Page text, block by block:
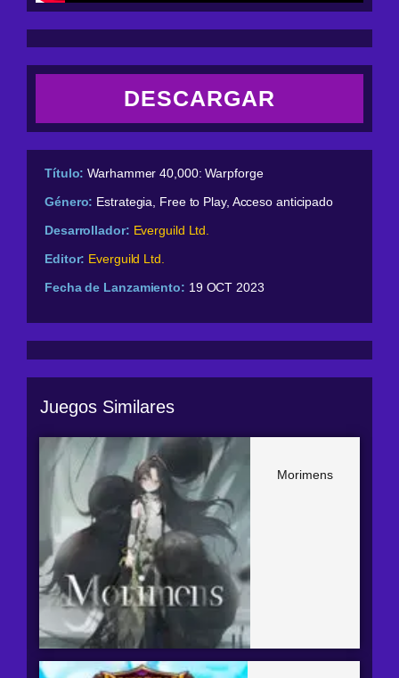
DESCARGAR
Título: Warhammer 40,000: Warpforge
Género: Estrategia, Free to Play, Acceso anticipado
Desarrollador: Everguild Ltd.
Editor: Everguild Ltd.
Fecha de Lanzamiento: 19 OCT 2023
Juegos Similares
Morimens